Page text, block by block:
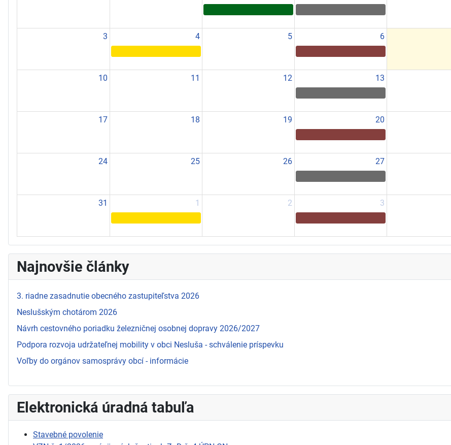
3 4 5 6
10 11 12 13
17 18 19 20
24 25 26 27
31 1 2 3
Najnovšie články
3. riadne zasadnutie obecného zastupiteľstva 2026
Neslušským chotárom 2026
Návrh cestovného poriadku železničnej osobnej dopravy 2026/2027
Podpora rozvoja udržateľnej mobility v obci Nesluša - schválenie príspevku
Voľby do orgánov samosprávy obcí - informácie
Elektronická úradná tabuľa
Stavebné povolenie